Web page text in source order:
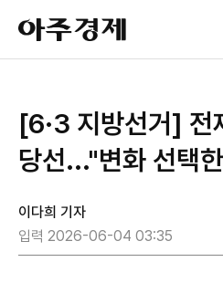
아
주
경
[6·3 지방선거] 전
당선..."변화 선택
이다희 기자
입력 2026-06-04 03:35